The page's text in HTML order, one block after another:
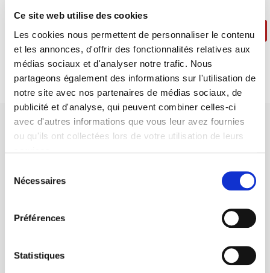
Ce site web utilise des cookies
Les cookies nous permettent de personnaliser le contenu
et les annonces, d'offrir des fonctionnalités relatives aux
médias sociaux et d'analyser notre trafic. Nous
partageons également des informations sur l'utilisation de
notre site avec nos partenaires de médias sociaux, de
publicité et d'analyse, qui peuvent combiner celles-ci
avec d'autres informations que vous leur avez fournies
ou qu'ils ont collectées lors de votre utilisation de leurs
Nécessaires
Préférences
Statistiques
Poursuivre ma sélection Passer la commande
Maison d'édition dédiée aux sciences humaines et sociales, les
Presses de Sciences Po participent depuis leur création en 1976
FOREIGN RIGHTS